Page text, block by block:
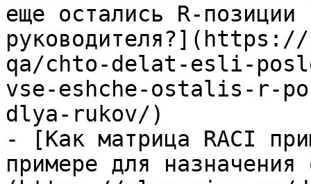
еще остались R-
qa/chto-delat-esli-
vse-eshche-ostalis-r-
dlya-rukov/)
- [Как матрица RACI
примере для назначения